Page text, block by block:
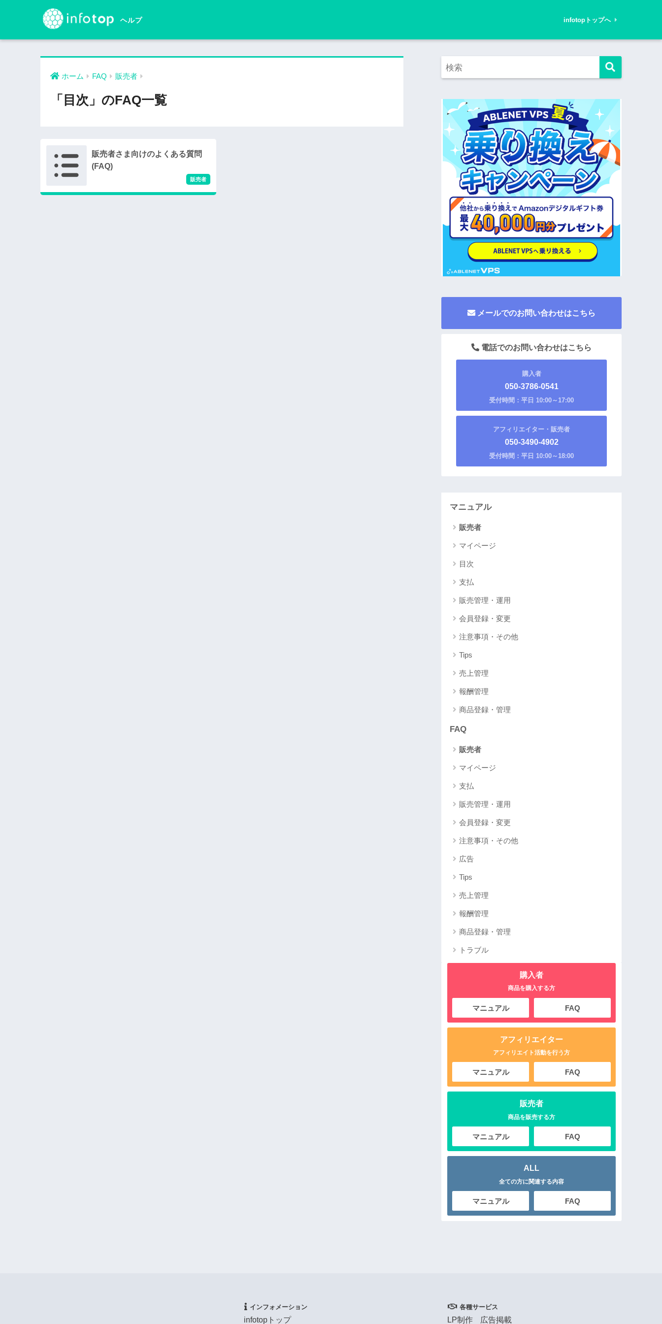
infotopトップへ
ホーム FAQ 販売者
「目次」のFAQ一覧
販売者さま向けのよくある質問
(FAQ)
メールでのお問い合わせはこちら
電話でのお問い合わせはこちら
購入者
050-3786-0541
受付時間：平日 10:00～17:00
アフィリエイター・販売者
050-3490-4902
受付時間：平日 10:00～18:00
マニュアル
販売者
マイページ
目次
支払
販売管理・運用
会員登録・変更
注意事項・その他
Tips
売上管理
報酬管理
商品登録・管理
FAQ
販売者
マイページ
支払
販売管理・運用
会員登録・変更
注意事項・その他
広告
Tips
売上管理
報酬管理
商品登録・管理
トラブル
購入者
商品を購入する方
マニュアル FAQ
アフィリエイター
アフィリエイト活動を行う方
マニュアル FAQ
販売者
商品を販売する方
マニュアル FAQ
ALL
全ての方に関連する内容
マニュアル FAQ
インフォメーション
infotopトップ
各種サービス
LP制作 広告掲載